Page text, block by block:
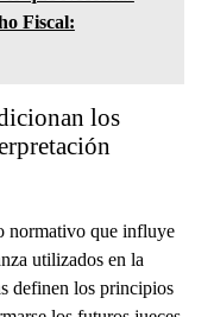
Fiscal:
los
normativo que influye
utilizados en la
definen los principios